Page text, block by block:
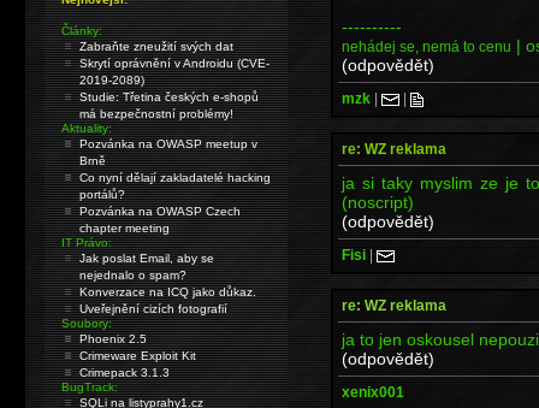
----------
nehádej se, nemá to cenu |
(odpovědět)
mzk | |
re: WZ reklama
ja si taky myslim ze je
(noscript)
(odpovědět)
Fisi |
re: WZ reklama
ja to jen oskousel
(odpovědět)
xenix001
Články:
Zabraňte zneužití svých dat
Skrytí oprávnění v Androidu (CVE-
2019-2089)
Studie: Třetina českých e-shopů
má bezpečnostní problémy!
Aktuality:
Pozvánka na OWASP meetup v
Brně
Co nyní dělají zakladatelé hacking
portálů?
Pozvánka na OWASP Czech
chapter meeting
IT Právo:
Jak poslat Email, aby se
nejednalo o spam?
Konverzace na ICQ jako důkaz.
Uveřejnění cizích fotografií
Soubory:
Phoenix 2.5
Crimeware Exploit Kit
Crimepack 3.1.3
BugTrack:
SQLi na listyprahy1.cz